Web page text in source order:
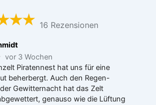
16 Rezensionen
vor 3 Wochen
Piratennest hat uns für eine
beherbergt. Auch den Regen-
Gewitternacht hat das Zelt
genauso wie die Lüftung